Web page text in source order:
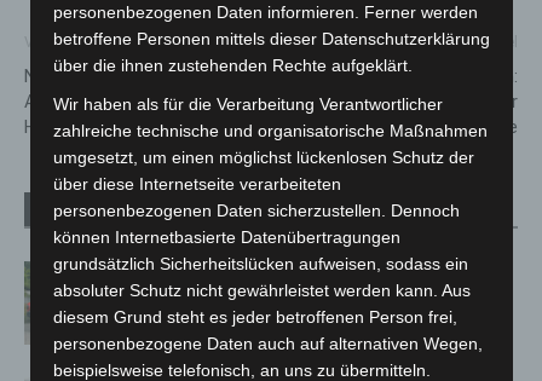
Vorheriger Artikel
Nahwärme für die Zukunft:
Ausbau entlang der
Hindenburgstraße geplant
Nächster Artikel
Gefälschte PayPal-Seiten:
Polizei warnt vor neuer
Betrugsmasche
Verwandte Artikel Mehr vom Autor
Region Hannover: 21 neue
Notfallsanitäter starten beim Roten
Kreuz
personenbezogenen Daten informieren. Ferner werden
betroffene Personen mittels dieser Datenschutzerklärung
über die ihnen zustehenden Rechte aufgeklärt.
Wir haben als für die Verarbeitung Verantwortlicher
zahlreiche technische und organisatorische Maßnahmen
umgesetzt, um einen möglichst lückenlosen Schutz der
über diese Internetseite verarbeiteten
personenbezogenen Daten sicherzustellen. Dennoch
können Internetbasierte Datenübertragungen
grundsätzlich Sicherheitslücken aufweisen, sodass ein
absoluter Schutz nicht gewährleistet werden kann. Aus
diesem Grund steht es jeder betroffenen Person frei,
personenbezogene Daten auch auf alternativen Wegen,
beispielsweise telefonisch, an uns zu übermitteln.